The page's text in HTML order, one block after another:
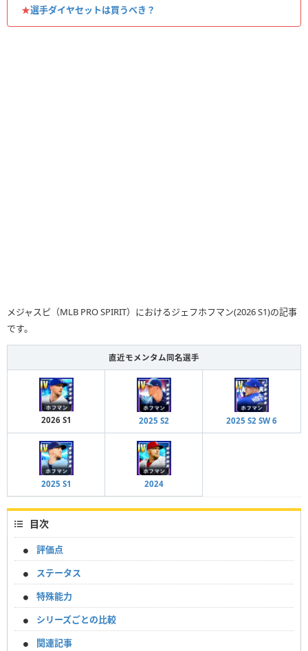
★選手ダイヤセットは買うべき？
メジャスピ（MLB PRO SPIRIT）におけるジェフホフマン(2026 S1)の記事
です。
直近モメンタム同名選手
2026 S1 2025 S2 2025 S2 SW 6
2025 S1 2024
目次
評価点
ステータス
特殊能力
シリーズごとの比較
関連記事